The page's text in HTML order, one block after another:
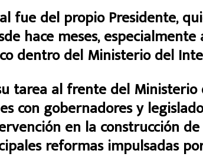
fue del propio Presidente,
hace meses,
dentro del Ministerio del
tarea al frente del
con gobernadores y
en la construcción
reformas impulsadas